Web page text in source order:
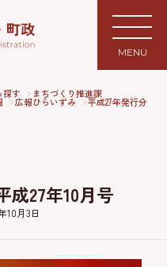
MENU
探す まちづくり推進課
広報ひらいずみ 平成27年発行分
成27年10月号
10月3日